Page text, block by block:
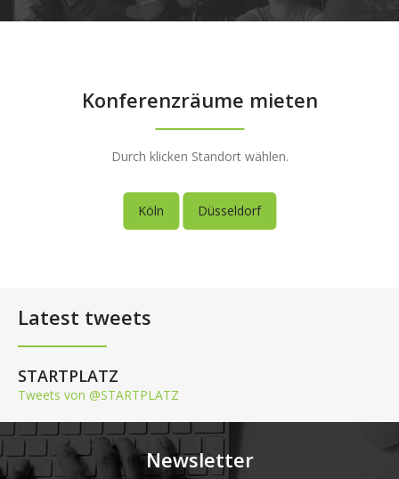
Konferenzräume mieten
Durch klicken Standort wählen.
Köln Düsseldorf
Latest tweets
STARTPLATZ
Tweets von @STARTPLATZ
Newsletter